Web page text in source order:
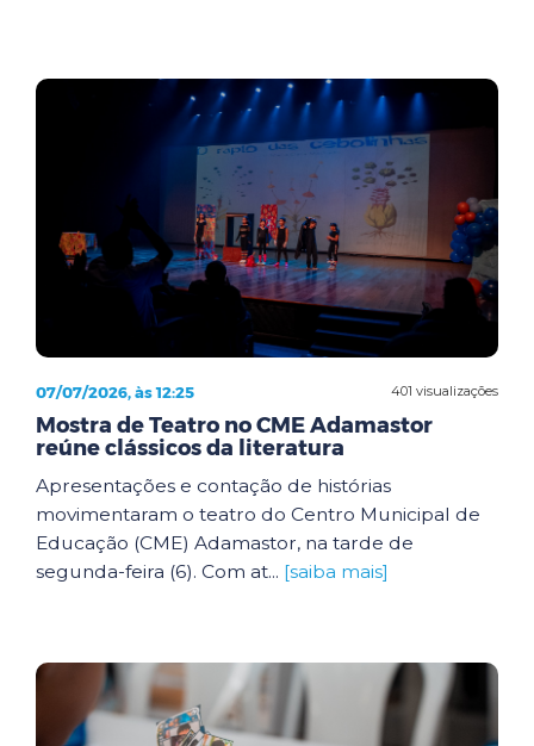
401 visualizações
07/07/2026, às 12:25
Mostra de Teatro no CME Adamastor
reúne clássicos da literatura
Apresentações e contação de histórias
movimentaram o teatro do Centro Municipal de
Educação (CME) Adamastor, na tarde de
segunda-feira (6). Com at... [saiba mais]